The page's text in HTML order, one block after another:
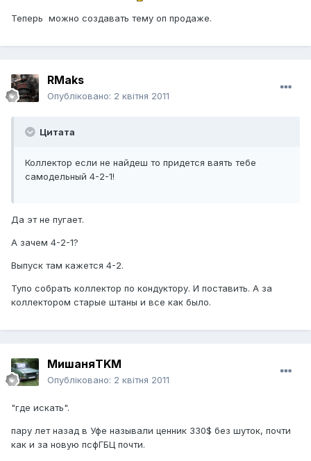
Теперь можно создавать тему оп продаже.
RMaks
Опубліковано: 2 квітня 2011
Цитата
Коллектор если не найдеш то придется ваять тебе
самодельный 4-2-1!
Да эт не пугает.
А зачем 4-2-1?
Выпуск там кажется 4-2.
Тупо собрать коллектор по кондуктору. И поставить. А за
коллектором старые штаны и все как было.
МишаняTKM
Опубліковано: 2 квітня 2011
"где искать".
пару лет назад в Уфе называли ценник 330$ без шуток, почти
как и за новую псфГБЦ почти.